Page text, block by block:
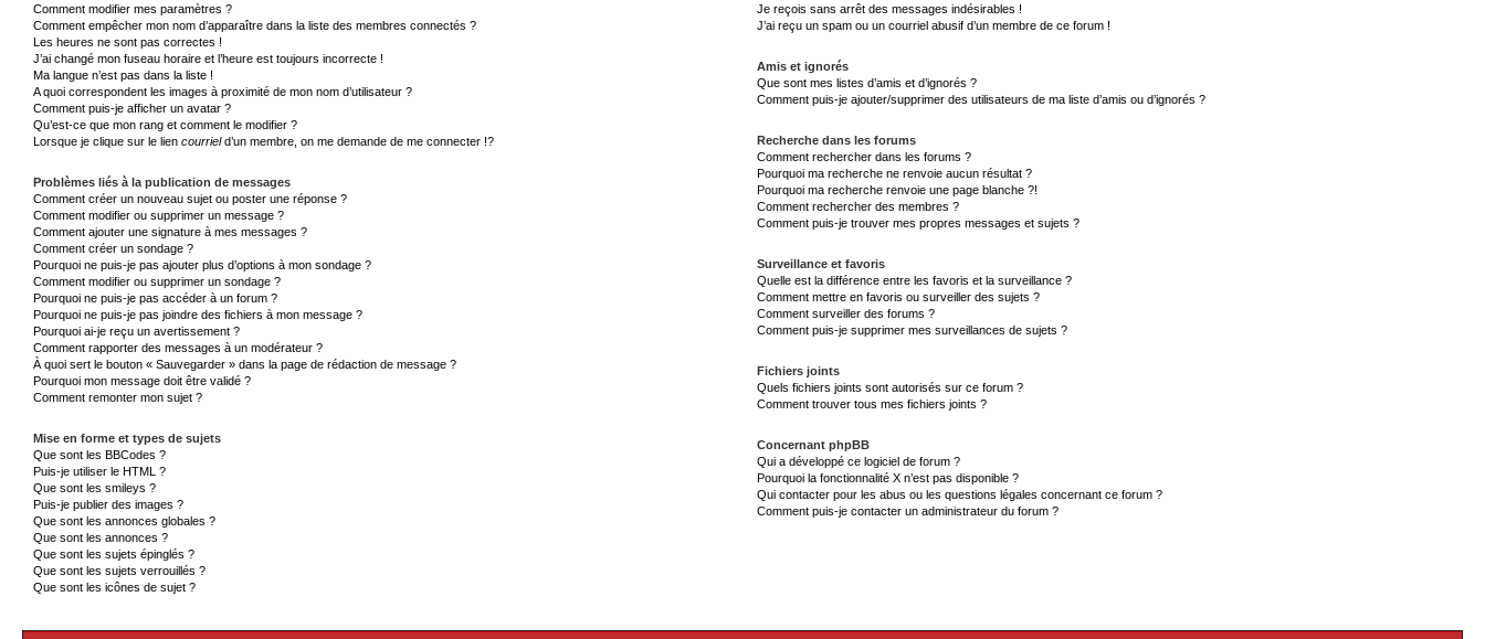
Comment modifier mes paramètres ?
Comment empêcher mon nom d’apparaître dans la liste des membres connectés ?
Les heures ne sont pas correctes !
J’ai changé mon fuseau horaire et l’heure est toujours incorrecte !
Ma langue n’est pas dans la liste !
A quoi correspondent les images à proximité de mon nom d’utilisateur ?
Comment puis-je afficher un avatar ?
Qu’est-ce que mon rang et comment le modifier ?
Lorsque je clique sur le lien courrield’un membre, on me demande de me connecter !?
Problèmes liés à la publication de messages
Comment créer un nouveau sujet ou poster une réponse ?
Comment modifier ou supprimer un message ?
Comment ajouter une signature à mes messages ?
Comment créer un sondage ?
Pourquoi ne puis-je pas ajouter plus d’options à mon sondage ?
Comment modifier ou supprimer un sondage ?
Pourquoi ne puis-je pas accéder à un forum ?
Pourquoi ne puis-je pas joindre des fichiers à mon message ?
Pourquoi ai-je reçu un avertissement ?
Comment rapporter des messages à un modérateur ?
À quoi sert le bouton « Sauvegarder » dans la page de rédaction de message ?
Pourquoi mon message doit être validé ?
Comment remonter mon sujet ?
Mise en forme et types de sujets
Que sont les BBCodes ?
Puis-je utiliser le HTML ?
Que sont les smileys ?
Puis-je publier des images ?
Que sont les annonces globales ?
Que sont les annonces ?
Que sont les sujets épinglés ?
Que sont les sujets verrouillés ?
Que sont les icônes de sujet ?
Je reçois sans arrêt des messages indésirables !
J’ai reçu un spam ou un courriel abusif d’un membre de ce forum !
Amis et ignorés
Que sont mes listes d’amis et d’ignorés ?
Comment puis-je ajouter/supprimer des utilisateurs de ma liste d’amis ou d’ignorés ?
Recherche dans les forums
Comment rechercher dans les forums ?
Pourquoi ma recherche ne renvoie aucun résultat ?
Pourquoi ma recherche renvoie une page blanche ?!
Comment rechercher des membres ?
Comment puis-je trouver mes propres messages et sujets ?
Surveillance et favoris
Quelle est la différence entre les favoris et la surveillance ?
Comment mettre en favoris ou surveiller des sujets ?
Comment surveiller des forums ?
Comment puis-je supprimer mes surveillances de sujets ?
Fichiers joints
Quels fichiers joints sont autorisés sur ce forum ?
Comment trouver tous mes fichiers joints ?
Concernant phpBB
Qui a développé ce logiciel de forum ?
Pourquoi la fonctionnalité X n’est pas disponible ?
Qui contacter pour les abus ou les questions légales concernant ce forum ?
Comment puis-je contacter un administrateur du forum ?